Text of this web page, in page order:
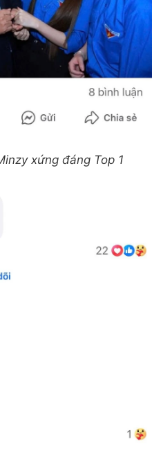
xứng đáng Top 1